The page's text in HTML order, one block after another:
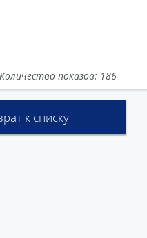
Количество показов: 186
к списку